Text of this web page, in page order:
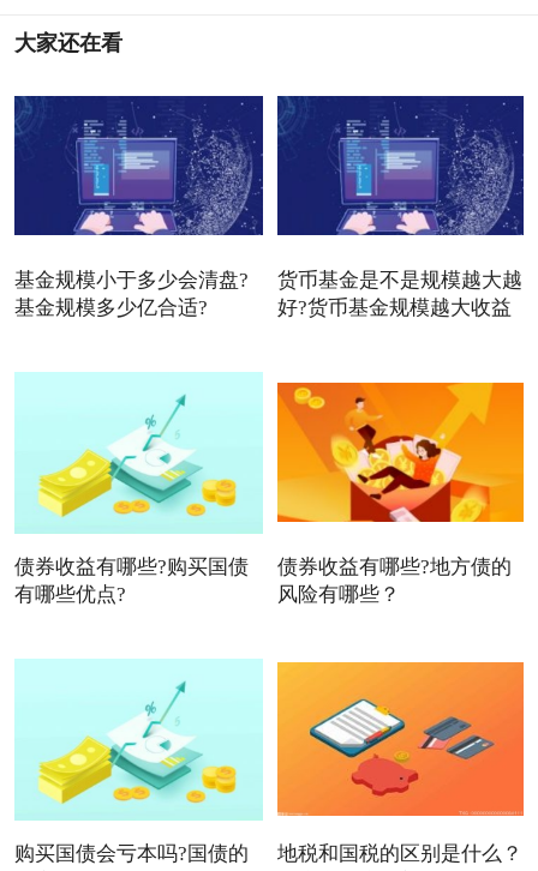
大家还在看
基金规模小于多少会清盘?
基金规模多少亿合适?
货币基金是不是规模越大越
好?货币基金规模越大收益
债券收益有哪些?购买国债
有哪些优点?
债券收益有哪些?地方债的
风险有哪些？
购买国债会亏本吗?国债的
地税和国税的区别是什么？